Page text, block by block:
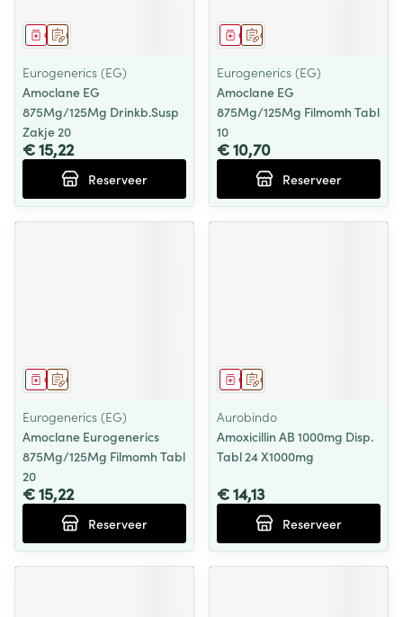
Op voorschrift
Geneesmiddel
Eurogenerics (EG)
Amoclane EG
875Mg/125Mg Drinkb.Susp
Zakje 20
€ 15,22
Reserveer
Op voorschrift
Geneesmiddel
Eurogenerics (EG)
Amoclane EG
875Mg/125Mg Filmomh Tabl
10
€ 10,70
Reserveer
Op voorschrift
Geneesmiddel
Eurogenerics (EG)
Amoclane Eurogenerics
875Mg/125Mg Filmomh Tabl
20
€ 15,22
Reserveer
Op voorschrift
Geneesmiddel
Aurobindo
Amoxicillin AB 1000mg Disp.
Tabl 24 X1000mg
€ 14,13
Reserveer